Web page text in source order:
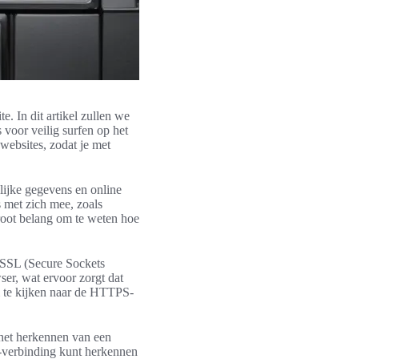
In dit artikel zullen we
voor veilig surfen op het
zodat je met
gegevens en online
zich mee, zoals
belang om te weten hoe
(Secure Sockets
wat ervoor zorgt dat
kijken naar de HTTPS-
herkennen van een
kunt herkennen